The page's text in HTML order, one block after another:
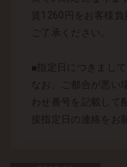
賃1260円をお客様
ご了承ください。
■指定日につきまし
なお、ご都合が悪い
わせ番号を記載して
接指定日の連絡をお